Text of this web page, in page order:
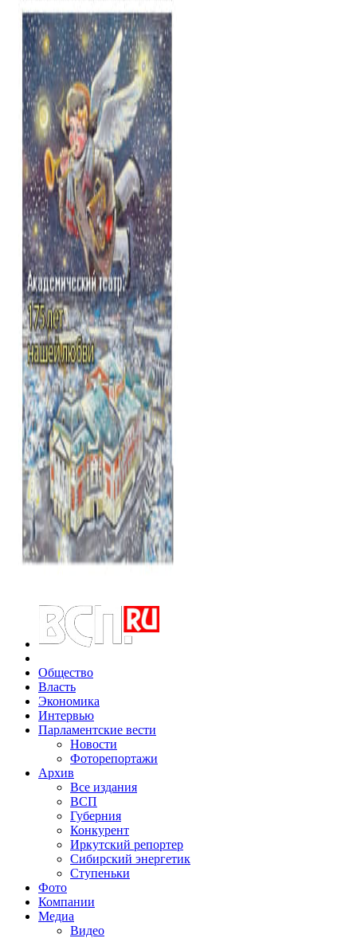
Общество
Власть
Экономика
Интервью
Парламентские вести
Новости
Фоторепортажи
Архив
Все издания
ВСП
Губерния
Конкурент
Иркутский репортер
Сибирский энергетик
Ступеньки
Фото
Компании
Медиа
Видео